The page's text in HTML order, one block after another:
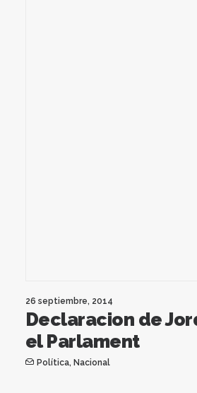
26 septiembre, 2014
Declaracion de
el Parlament
Política, Nacional